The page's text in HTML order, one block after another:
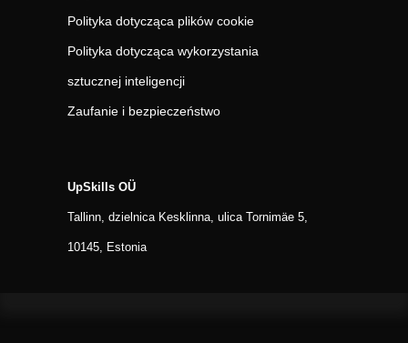
Polityka dotycząca plików cookie
Polityka dotycząca wykorzystania
sztucznej inteligencji
Zaufanie i bezpieczeństwo
UpSkills OÜ
Tallinn, dzielnica Kesklinna, ulica Tornimäe 5,
10145, Estonia